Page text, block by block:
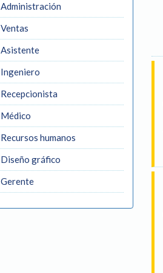
Administración
Ventas
Asistente
Ingeniero
Recepcionista
Médico
Recursos humanos
Diseño gráfico
Gerente